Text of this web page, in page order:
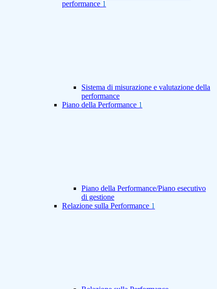
performance 1
Sistema di misurazione e valutazione della
performance
Piano della Performance 1
Piano della Performance/Piano esecutivo
di gestione
Relazione sulla Performance 1